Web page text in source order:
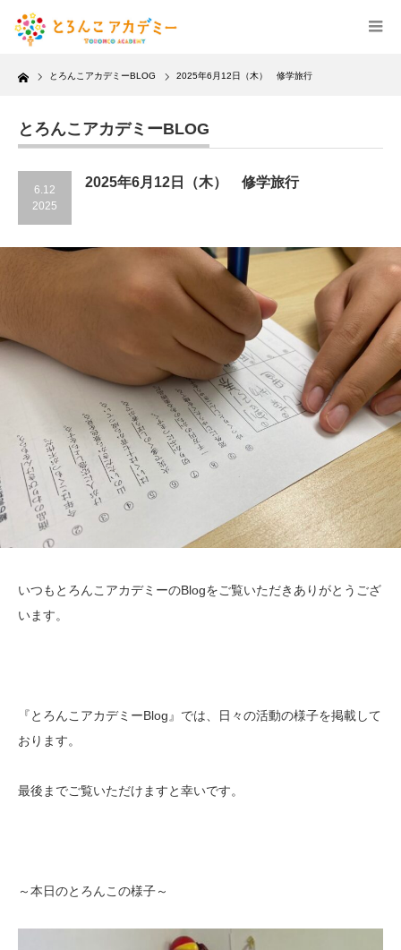
Home とろんこアカデミーBLOG 2025年6月12日（木） 修学旅行
とろんこアカデミーBLOG
6.12
2025
2025年6月12日（木） 修学旅行
いつもとろんこアカデミーのBlogをご覧いただきありがとうござ
います。
『とろんこアカデミーBlog』では、日々の活動の様子を掲載して
おります。
最後までご覧いただけますと幸いです。
～本日のとろんこの様子～